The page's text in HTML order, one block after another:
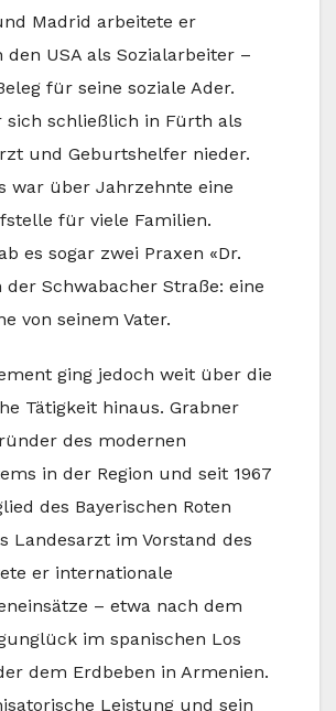
Madrid arbeitete er
den USA als Sozialarbeiter –
für seine soziale Ader.
sich schließlich in Fürth als
und Geburtshelfer nieder.
war über Jahrzehnte eine
für viele Familien.
es sogar zwei Praxen «Dr.
der Schwabacher Straße: eine
von seinem Vater.
ging jedoch weit über die
Tätigkeit hinaus. Grabner
des modernen
in der Region und seit 1967
des Bayerischen Roten
Landesarzt im Vorstand des
er internationale
– etwa nach dem
im spanischen Los
dem Erdbeben in Armenien.
Leistung und sein